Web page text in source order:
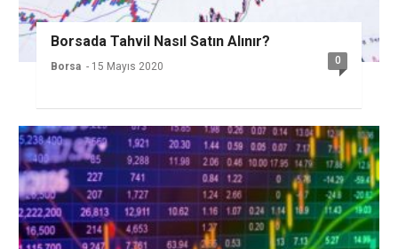
Borsada Tahvil Nasıl Satın Alınır?
Borsa - 15 Mayıs 2020 0